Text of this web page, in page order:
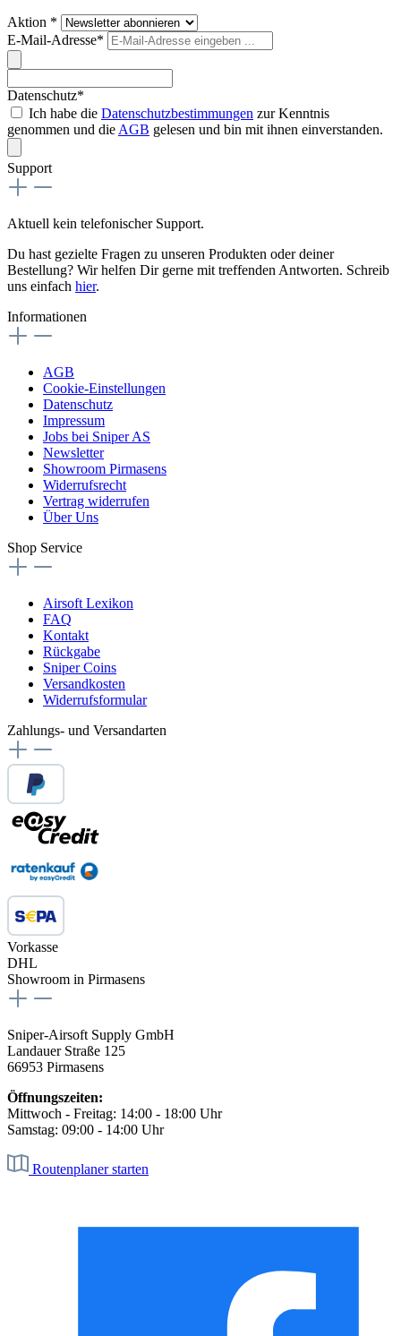
Aktion *
E-Mail-Adresse*
Datenschutz*
Ich habe die Datenschutzbestimmungen zur Kenntnis
genommen und die AGB gelesen und bin mit ihnen einverstanden.
Support
Aktuell kein telefonischer Support.
Du hast gezielte Fragen zu unseren Produkten oder deiner
Bestellung? Wir helfen Dir gerne mit treffenden Antworten. Schreib
uns einfach hier.
Informationen
AGB
Cookie-Einstellungen
Datenschutz
Impressum
Jobs bei Sniper AS
Newsletter
Showroom Pirmasens
Widerrufsrecht
Vertrag widerrufen
Über Uns
Shop Service
Airsoft Lexikon
FAQ
Kontakt
Rückgabe
Sniper Coins
Versandkosten
Widerrufsformular
Zahlungs- und Versandarten
Vorkasse
DHL
Showroom in Pirmasens
Sniper-Airsoft Supply GmbH
Landauer Straße 125
66953 Pirmasens
Öffnungszeiten:
Mittwoch - Freitag: 14:00 - 18:00 Uhr
Samstag: 09:00 - 14:00 Uhr
Routenplaner starten